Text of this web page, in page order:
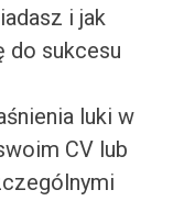
i jak
do sukcesu
luki w
CV lub